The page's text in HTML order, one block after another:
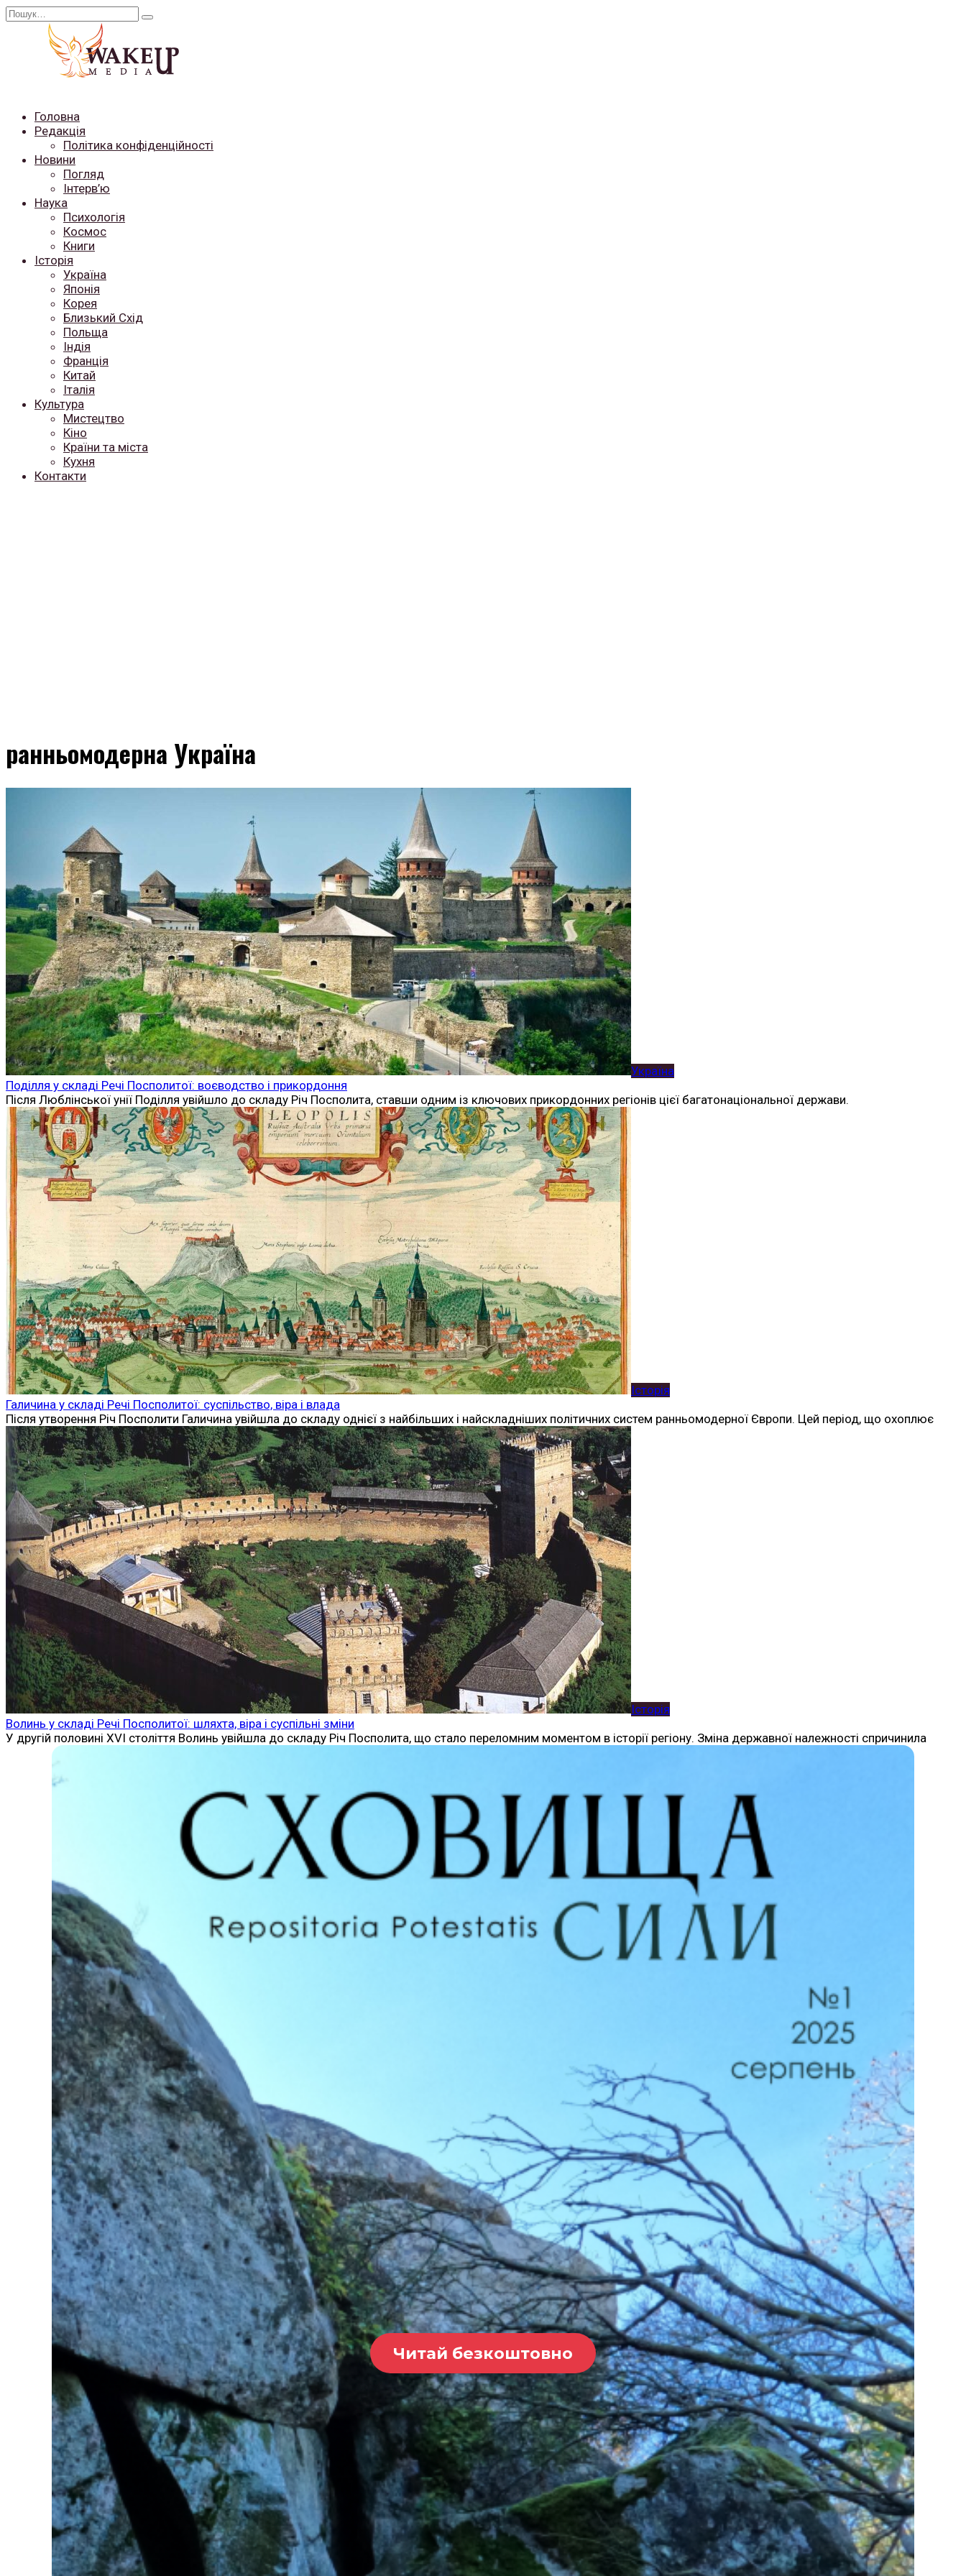
Перейти
Search
Головна
Редакція
Політика конфіденційності
Новини
Погляд
Інтерв’ю
Наука
Психологія
Космос
Книги
Історія
Україна
Японія
Корея
Близький Схід
Польща
Індія
Франція
Китай
Італія
Культура
Мистецтво
Кіно
Країни та міста
Кухня
Контакти
ранньомодерна Україна
Україна
Поділля у складі Речі Посполитої: воєводство і прикордоння
Після Люблінської унії Поділля увійшло до складу Річ Посполита, ставши одним із ключових прикордонних регіонів цієї багатонаціональної держави.
Історія
Галичина у складі Речі Посполитої: суспільство, віра і влада
Після утворення Річ Посполити Галичина увійшла до складу однієї з найбільших і найскладніших політичних систем ранньомодерної Європи. Цей період, що охоплює
Історія
Волинь у складі Речі Посполитої: шляхта, віра і суспільні зміни
У другій половині XVI століття Волинь увійшла до складу Річ Посполита, що стало переломним моментом в історії регіону. Зміна державної належності спричинила
Читай безкоштовно